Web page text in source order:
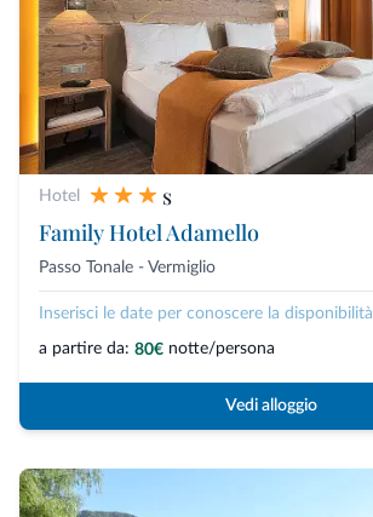
Hotel
s
Family Hotel Adamello
Passo Tonale - Vermiglio
Inserisci le date per conoscere la disponibilità
a partire da: 80€ notte/persona
Vedi alloggio